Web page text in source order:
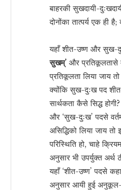
बाहरकी सुखदायी-
दोनोंका तात्पर्य एक ही
यहाँ शीत-उष्ण और सुख-
सुखम्’ और प्रतिकूलतासे
प्रतिकूलता लिया जाय
क्योंकि सुख-दुःख पद
सार्थकता कैसे सिद्ध
और ‘सुख-दुःख’ पदसे
असिद्धिको लिया जाय
परिस्थिति हो, चाहे
अनुसार भी उपर्युक्त
यहाँ ‘शीत-उष्ण’ पदसे
अनुसार आयी हुई अनुकूल-